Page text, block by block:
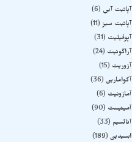
آپاتیت آبی
6
آپاتیت سبز 11
آپوفیلیت
31
آراگونیت
24
آزوریت
15
آکوامارین 36
آمازونیت
6
آمیتیست
90
آنالسیم
33
ابسیدین 189